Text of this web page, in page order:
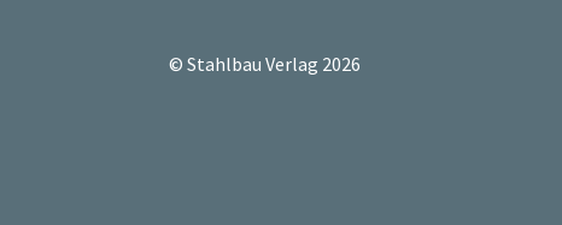
© Stahlbau Verlag 2026